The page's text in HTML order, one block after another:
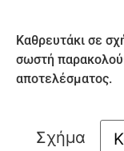
Καθρευτάκι σε
σωστή
αποτελέσματος.
Σχήμα